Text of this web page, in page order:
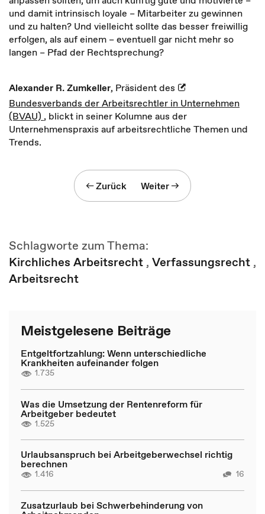
und damit intrinsisch loyale – Mitarbeiter zu gewinnen
und zu halten? Und vielleicht sollte das besser freiwillig
erfolgen, als auf einem – eventuell gar nicht mehr so
langen – Pfad der Rechtsprechung?
Alexander R. Zumkeller, Präsident des
Bundesverbands der Arbeitsrechtler in Unternehmen
(BVAU) , blickt in seiner Kolumne aus der
Unternehmenspraxis auf arbeitsrechtliche Themen und
Trends.
Zurück Weiter
Schlagworte zum Thema:
Kirchliches Arbeitsrecht , Verfassungsrecht ,
Arbeitsrecht
Meistgelesene Beiträge
Entgeltfortzahlung: Wenn unterschiedliche
Krankheiten aufeinander folgen
1.735
Was die Umsetzung der Rentenreform für
Arbeitgeber bedeutet
1.525
Urlaubsanspruch bei Arbeitgeberwechsel richtig
berechnen
1.416 16
Zusatzurlaub bei Schwerbehinderung von